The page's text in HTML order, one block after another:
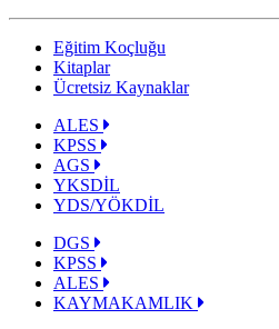
Eğitim Koçluğu
Kitaplar
Ücretsiz Kaynaklar
ALES
KPSS
AGS
YKSDİL
YDS/YÖKDİL
DGS
KPSS
ALES
KAYMAKAMLIK